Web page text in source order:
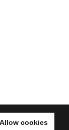
Allow cookies